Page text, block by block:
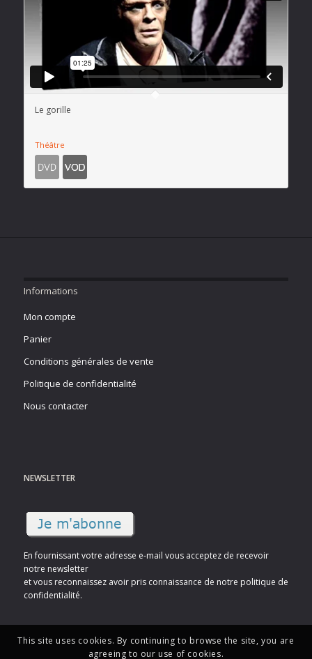
Le gorille
Théâtre
Informations
Mon compte
Panier
Conditions générales de vente
Politique de confidentialité
Nous contacter
NEWSLETTER
En fournissant votre adresse e-mail vous acceptez de recevoir
notre newsletter
et vous reconnaissez avoir pris connaissance de notre politique de
confidentialité.
This site uses cookies. By continuing to browse the site, you are
agreeing to our use of cookies.